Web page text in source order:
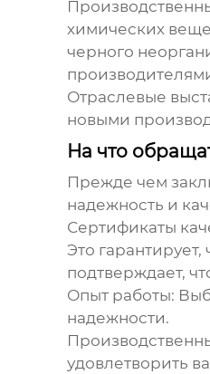
химических
черного
Отраслевые
новыми
На что
Прежде чем
надежность и
Сертификаты
Это
подтверждает,
Опыт работы:
надежности.
удовлетворить